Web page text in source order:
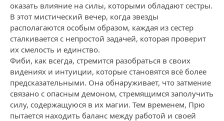
оказать влияние на силы, которыми обладают сестры.
В этот мистический вечер, когда звезды
располагаются особым образом, каждая из сестер
сталкивается с непростой задачей, которая проверит
их смелость и единство.
Фиби, как всегда, стремится разобраться в своих
видениях и интуиции, которые становятся всё более
предсказательными. Она обнаруживает, что затмение
связано с опасным демоном, стремящимся заполучить
силу, содержащуюся в их магии. Тем временем, Прю
пытается находить баланс между работой и своей